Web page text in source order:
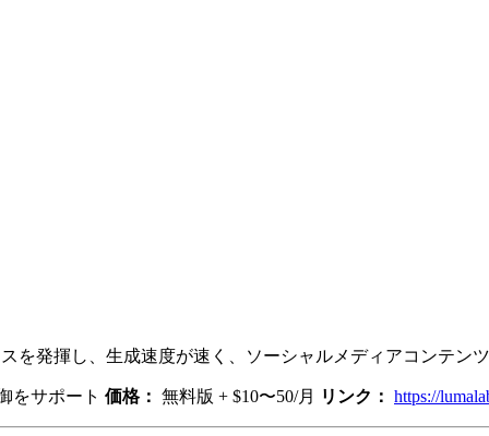
を発揮し、生成速度が速く、ソーシャルメディアコンテン
をサポート 価格： 無料版 + $10〜50/月 リンク： https://